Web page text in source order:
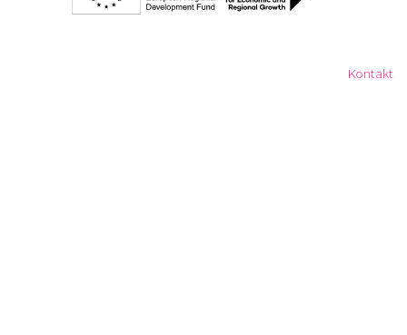
Kontakt